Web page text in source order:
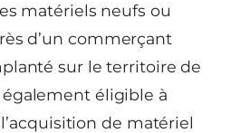
matériels neufs ou
d’un commerçant
sur le territoire de
également éligible à
l’acquisition de matériel